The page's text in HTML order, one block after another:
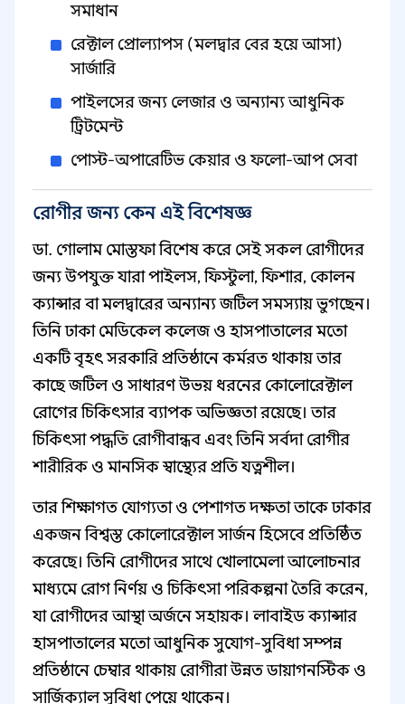
সমাধান
রেক্টাল প্রোল্যাপস (মলদ্বার বের হয়ে আসা)
সার্জারি
পাইলসের জন্য লেজার ও অন্যান্য আধুনিক
ট্রিটমেন্ট
পোস্ট-অপারেটিভ কেয়ার ও ফলো-আপ সেবা
রোগীর জন্য কেন এই বিশেষজ্ঞ
ডা. গোলাম মোস্তফা বিশেষ করে সেই সকল রোগীদের
জন্য উপযুক্ত যারা পাইলস, ফিস্টুলা, ফিশার, কোলন
ক্যান্সার বা মলদ্বারের অন্যান্য জটিল সমস্যায় ভুগছেন।
তিনি ঢাকা মেডিকেল কলেজ ও হাসপাতালের মতো
একটি বৃহৎ সরকারি প্রতিষ্ঠানে কর্মরত থাকায় তার
কাছে জটিল ও সাধারণ উভয় ধরনের কোলোরেক্টাল
রোগের চিকিৎসার ব্যাপক অভিজ্ঞতা রয়েছে। তার
চিকিৎসা পদ্ধতি রোগীবান্ধব এবং তিনি সর্বদা রোগীর
শারীরিক ও মানসিক স্বাস্থ্যের প্রতি যত্নশীল।
তার শিক্ষাগত যোগ্যতা ও পেশাগত দক্ষতা তাকে ঢাকার
একজন বিশ্বস্ত কোলোরেক্টাল সার্জন হিসেবে প্রতিষ্ঠিত
করেছে। তিনি রোগীদের সাথে খোলামেলা আলোচনার
মাধ্যমে রোগ নির্ণয় ও চিকিৎসা পরিকল্পনা তৈরি করেন,
যা রোগীদের আস্থা অর্জনে সহায়ক। লাবাইড ক্যান্সার
হাসপাতালের মতো আধুনিক সুযোগ-সুবিধা সম্পন্ন
প্রতিষ্ঠানে চেম্বার থাকায় রোগীরা উন্নত ডায়াগনস্টিক ও
সার্জিক্যাল সুবিধা পেয়ে থাকেন।